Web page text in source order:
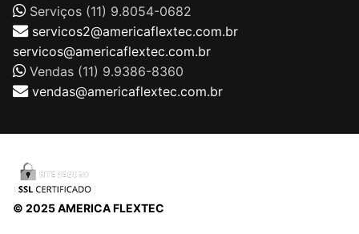
Serviços (11) 9.8054-0682
servicos2@americaflextec.com.br
servicos@americaflextec.com.br
Vendas (11) 9.9386-8360
vendas@americaflextec.com.br
© 2025 AMERICA FLEXTEC